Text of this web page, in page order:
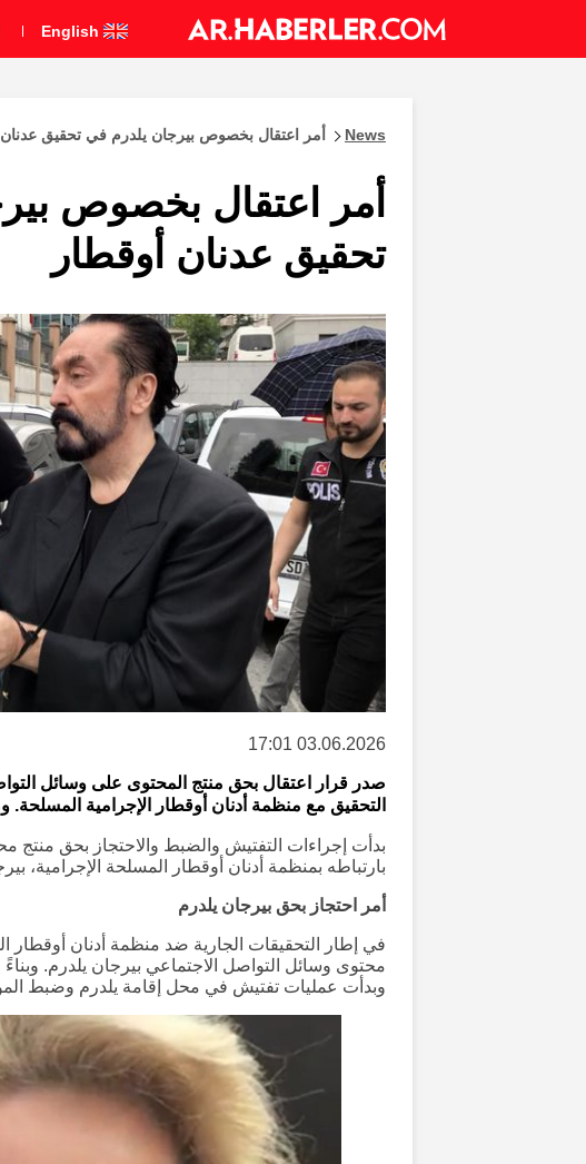
News أمر اعتقال بخصوص بيرجان يلدرم في تحقيق عدنان
أمر اعتقال بخصوص
تحقيق عدنان أوقطار
03.06.2026 17:01
صدر قرار اعتقال بحق منتج المحتوى على وسائل
التحقيق مع منظمة أدنان أوقطار الإجرامية
بدأت إجراءات التفتيش والضبط والاحتجاز بحق منتج
بارتباطه بمنظمة أدنان أوقطار المسلحة الإجرامية،
أمر احتجاز بحق بيرجان يلدرم
في إطار التحقيقات الجارية ضد منظمة أدنان أوقطار
محتوى وسائل التواصل الاجتماعي بيرجان يلدرم.
وبدأت عمليات تفتيش في محل إقامة يلدرم وضبط